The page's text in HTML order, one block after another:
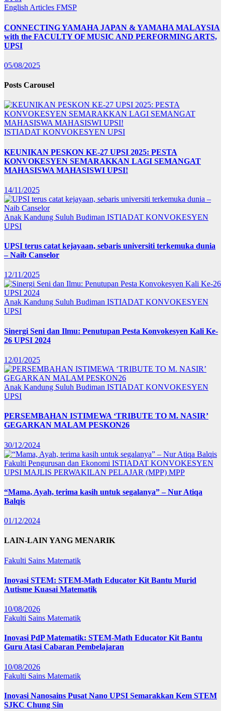
English Articles FMSP
CONNECTING YAMAHA JAPAN & YAMAHA MALAYSIA
with the FACULTY OF MUSIC AND PERFORMING ARTS,
UPSI
05/08/2025
Posts Carousel
ISTIADAT KONVOKESYEN UPSI
KEUNIKAN PESKON KE-27 UPSI 2025: PESTA
KONVOKESYEN SEMARAKKAN LAGI SEMANGAT
MAHASISWA MAHASISWI UPSI!
14/11/2025
Anak Kandung Suluh Budiman ISTIADAT KONVOKESYEN
UPSI
UPSI terus catat kejayaan, sebaris universiti terkemuka dunia
– Naib Canselor
12/11/2025
Anak Kandung Suluh Budiman ISTIADAT KONVOKESYEN
UPSI
Sinergi Seni dan Ilmu: Penutupan Pesta Konvokesyen Kali Ke-
26 UPSI 2024
12/01/2025
Anak Kandung Suluh Budiman ISTIADAT KONVOKESYEN
UPSI
PERSEMBAHAN ISTIMEWA ‘TRIBUTE TO M. NASIR’
GEGARKAN MALAM PESKON26
30/12/2024
Fakulti Pengurusan dan Ekonomi ISTIADAT KONVOKESYEN
UPSI MAJLIS PERWAKILAN PELAJAR (MPP) MPP
“Mama, Ayah, terima kasih untuk segalanya” – Nur Atiqa
Balqis
01/12/2024
LAIN-LAIN YANG MENARIK
Fakulti Sains Matematik
Inovasi STEM: STEM-Math Educator Kit Bantu Murid
Autisme Kuasai Matematik
10/08/2026
Fakulti Sains Matematik
Inovasi PdP Matematik: STEM-Math Educator Kit Bantu
Guru Atasi Cabaran Pembelajaran
10/08/2026
Fakulti Sains Matematik
Inovasi Nanosains Pusat Nano UPSI Semarakkan Kem STEM
SJKC Chung Sin